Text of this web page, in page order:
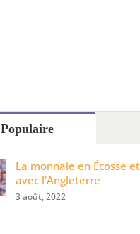
Populaire
La monnaie en Écosse
avec l’Angleterre
3 août, 2022